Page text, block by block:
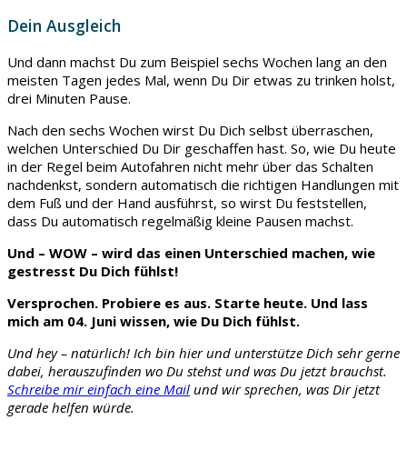
Dein Ausgleich
Und dann machst Du zum Beispiel sechs Wochen lang an den
meisten Tagen jedes Mal, wenn Du Dir etwas zu trinken holst,
drei Minuten Pause.
Nach den sechs Wochen wirst Du Dich selbst überraschen,
welchen Unterschied Du Dir geschaffen hast. So, wie Du heute
in der Regel beim Autofahren nicht mehr über das Schalten
nachdenkst, sondern automatisch die richtigen Handlungen mit
dem Fuß und der Hand ausführst, so wirst Du feststellen,
dass Du automatisch regelmäßig kleine Pausen machst.
Und – WOW – wird das einen Unterschied machen, wie
gestresst Du Dich fühlst!
Versprochen. Probiere es aus. Starte heute. Und lass
mich am 04. Juni wissen, wie Du Dich fühlst.
Und hey – natürlich! Ich bin hier und unterstütze Dich sehr gerne
dabei, herauszufinden wo Du stehst und was Du jetzt brauchst.
Schreibe mir einfach eine Mail und wir sprechen, was Dir jetzt
gerade helfen würde.